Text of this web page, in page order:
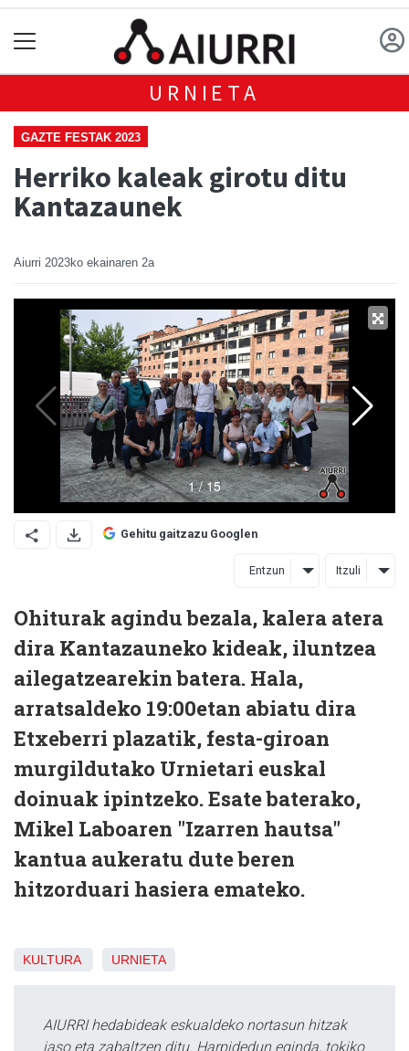
URNIETA
GAZTE FESTAK 2023
Herriko kaleak girotu ditu
Kantazaunek
Aiurri 2023ko ekainaren 2a
Gehitu gaitzazu Googlen
Entzun Itzuli
Ohiturak agindu bezala, kalera atera
dira Kantazauneko kideak, iluntzea
ailegatzearekin batera. Hala,
arratsaldeko 19:00etan abiatu dira
Etxeberri plazatik, festa-giroan
murgildutako Urnietari euskal
doinuak ipintzeko. Esate baterako,
Mikel Laboaren "Izarren hautsa"
kantua aukeratu dute beren
hitzorduari hasiera emateko.
KULTURA URNIETA
AIURRI hedabideak eskualdeko nortasun hitzak
jaso eta zabaltzen ditu. Harpidedun eginda, tokiko